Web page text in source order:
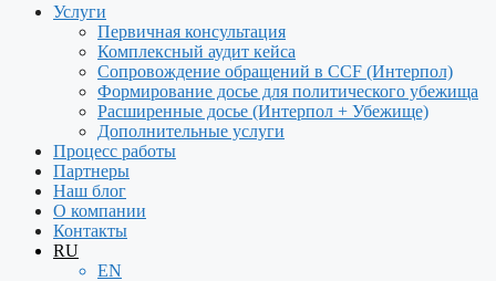
Услуги
Первичная консультация
Комплексный аудит кейса
Сопровождение обращений в CCF (Интерпол)
Формирование досье для политического убежища
Расширенные досье (Интерпол + Убежище)
Дополнительные услуги
Процесс работы
Партнеры
Наш блог
О компании
Контакты
RU
EN